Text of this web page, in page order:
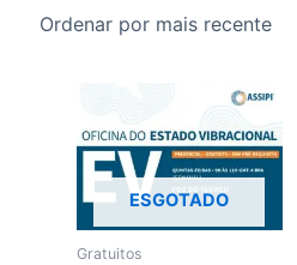
ESGOTADO
Gratuitos